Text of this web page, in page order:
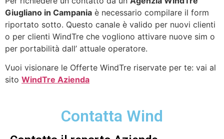
Giugliano in Campania è necessario compilare il form
riportato sotto. Questo canale è valido per nuovi clienti
o per clienti WindTre che vogliono attivare nuove sim o
per portabilità dall’ attuale operatore.
Vuoi visionare le Offerte WindTre riservate per te: vai al
sito WindTre Azienda
Contatta Wind